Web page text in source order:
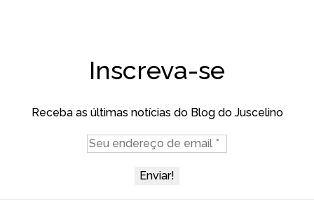
Inscreva-se
Receba as últimas notícias do Blog do Juscelino